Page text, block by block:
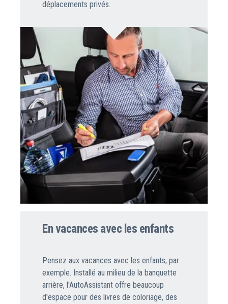
déplacements privés.
En vacances avec les enfants
Pensez aux vacances avec les enfants, par
exemple. Installé au milieu de la banquette
arrière, l'AutoAssistant offre beaucoup
d'espace pour des livres de coloriage, des